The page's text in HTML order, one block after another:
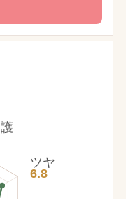
ツヤ
6.8